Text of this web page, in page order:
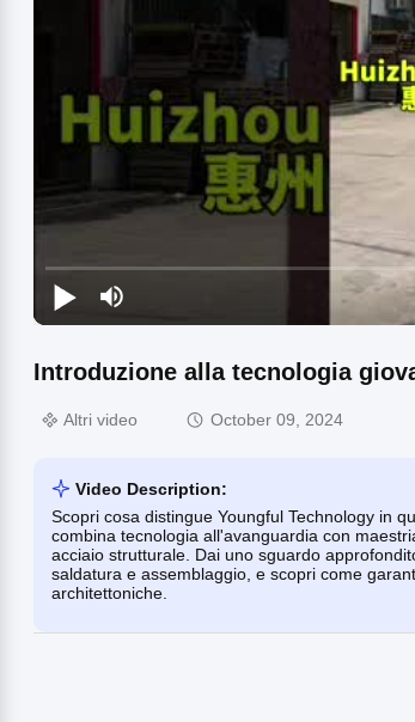
Introduzione alla tecnologia
Altri video October 09, 2024
Video Description:
Scopri cosa distingue Youngful Technology in
combina tecnologia all'avanguardia con
acciaio strutturale. Dai uno sguardo
saldatura e assemblaggio, e scopri come
architettoniche.